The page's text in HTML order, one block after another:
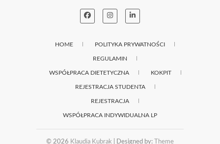
HOME POLITYKA PRYWATNOŚCI
REGULAMIN
WSPÓŁPRACA DIETETYCZNA KOKPIT
REJESTRACJA STUDENTA
REJESTRACJA
WSPÓŁPRACA INDYWIDUALNA LP
© 2026 Klaudia Kubrak | Designed by: Theme